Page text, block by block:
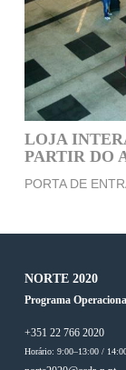
LOJA
PARTIR DO
PORTA DE
NORTE 2020
Programa
+351 22 766 2020
Horário: 9:00–13:00 /